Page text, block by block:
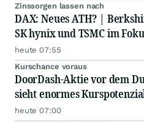
Zinssorgen lassen nach
DAX: Neues ATH? |
SK hynix und TSMC im
heute 07:55
Kurschance voraus
DoorDash-Aktie vor dem
sieht enormes
heute 07:00